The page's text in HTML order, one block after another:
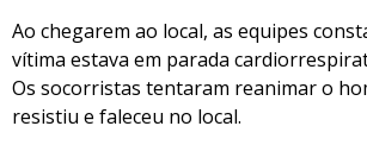
Ao chegarem ao local, as equipes
vítima estava em parada
Os socorristas tentaram reanimar o
resistiu e faleceu no local.